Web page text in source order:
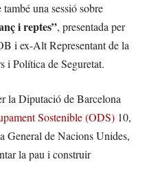
una sessió sobre
i reptes”, presentada per
i ex-Alt Representant de la
i Política de Seguretat.
la Diputació de Barcelona
Sostenible (ODS) 10,
General de Nacions Unides,
la pau i construir